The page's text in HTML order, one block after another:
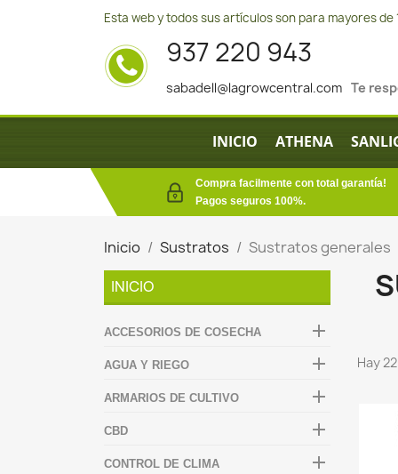
Esta web y todos sus artículos son para mayores de
937 220 943
sabadell@lagrowcentral.com Te
INICIO ATHENA
Compra facilmente con total garantía!
Pagos seguros 100%.
Inicio Sustratos
Sustratos generales
INICIO
ACCESORIOS DE COSECHA 
AGUA Y RIEGO 
ARMARIOS DE CULTIVO 
CBD 
CONTROL DE CLIMA 
Hay